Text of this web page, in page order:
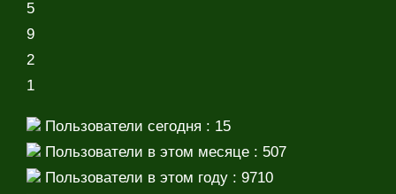
5
9
2
1
Пользователи сегодня : 15
Пользователи в этом месяце : 507
Пользователи в этом году : 9710